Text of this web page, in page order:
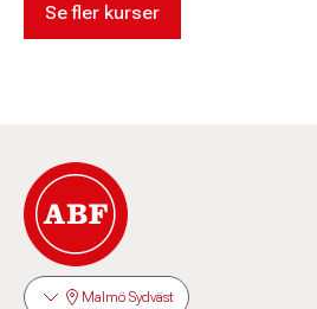
Se fler kurser
Malmö Sydväst